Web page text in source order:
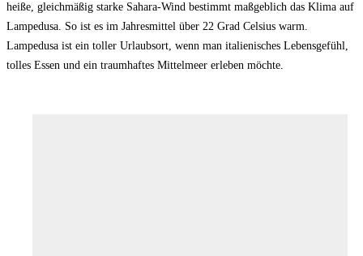
heiße, gleichmäßig starke Sahara-Wind bestimmt maßgeblich das Klima auf
Lampedusa. So ist es im Jahresmittel über 22 Grad Celsius warm.
Lampedusa ist ein toller Urlaubsort, wenn man italienisches Lebensgefühl,
tolles Essen und ein traumhaftes Mittelmeer erleben möchte.